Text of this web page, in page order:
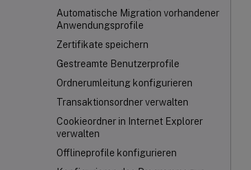
Automatische Migration vorhandener
Anwendungsprofile
Zertifikate speichern
Gestreamte Benutzerprofile
Ordnerumleitung konfigurieren
Transaktionsordner verwalten
Cookieordner in Internet Explorer
verwalten
Offlineprofile konfigurieren